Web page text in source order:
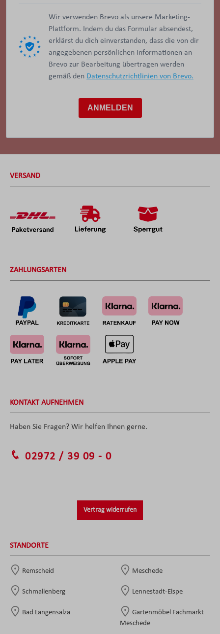
Wir verwenden Brevo als unsere Marketing-
Plattform. Indem du das Formular absendest,
erklärst du dich einverstanden, dass die von dir
angegebenen persönlichen Informationen an
Brevo zur Bearbeitung übertragen werden
gemäß den Datenschutzrichtlinien von Brevo.
ANMELDEN
VERSAND
ZAHLUNGSARTEN
KONTAKT AUFNEHMEN
Haben Sie Fragen? Wir helfen Ihnen gerne.
02972 / 39 09 - 0
Vertrag widerrufen
STANDORTE
Remscheid Meschede
Schmallenberg Lennestadt-Elspe
Bad Langensalza
Gartenmöbel Fachmarkt
Meschede